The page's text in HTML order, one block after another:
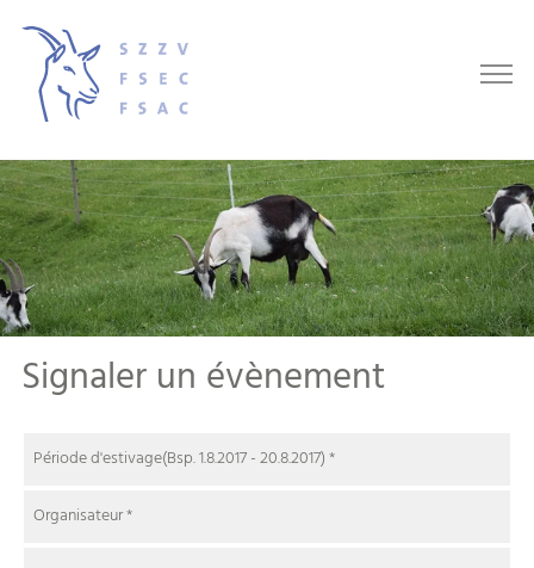
Signaler un évènement
Période d'estivage(Bsp. 1.8.2017 - 20.8.2017)*
Organisateur*